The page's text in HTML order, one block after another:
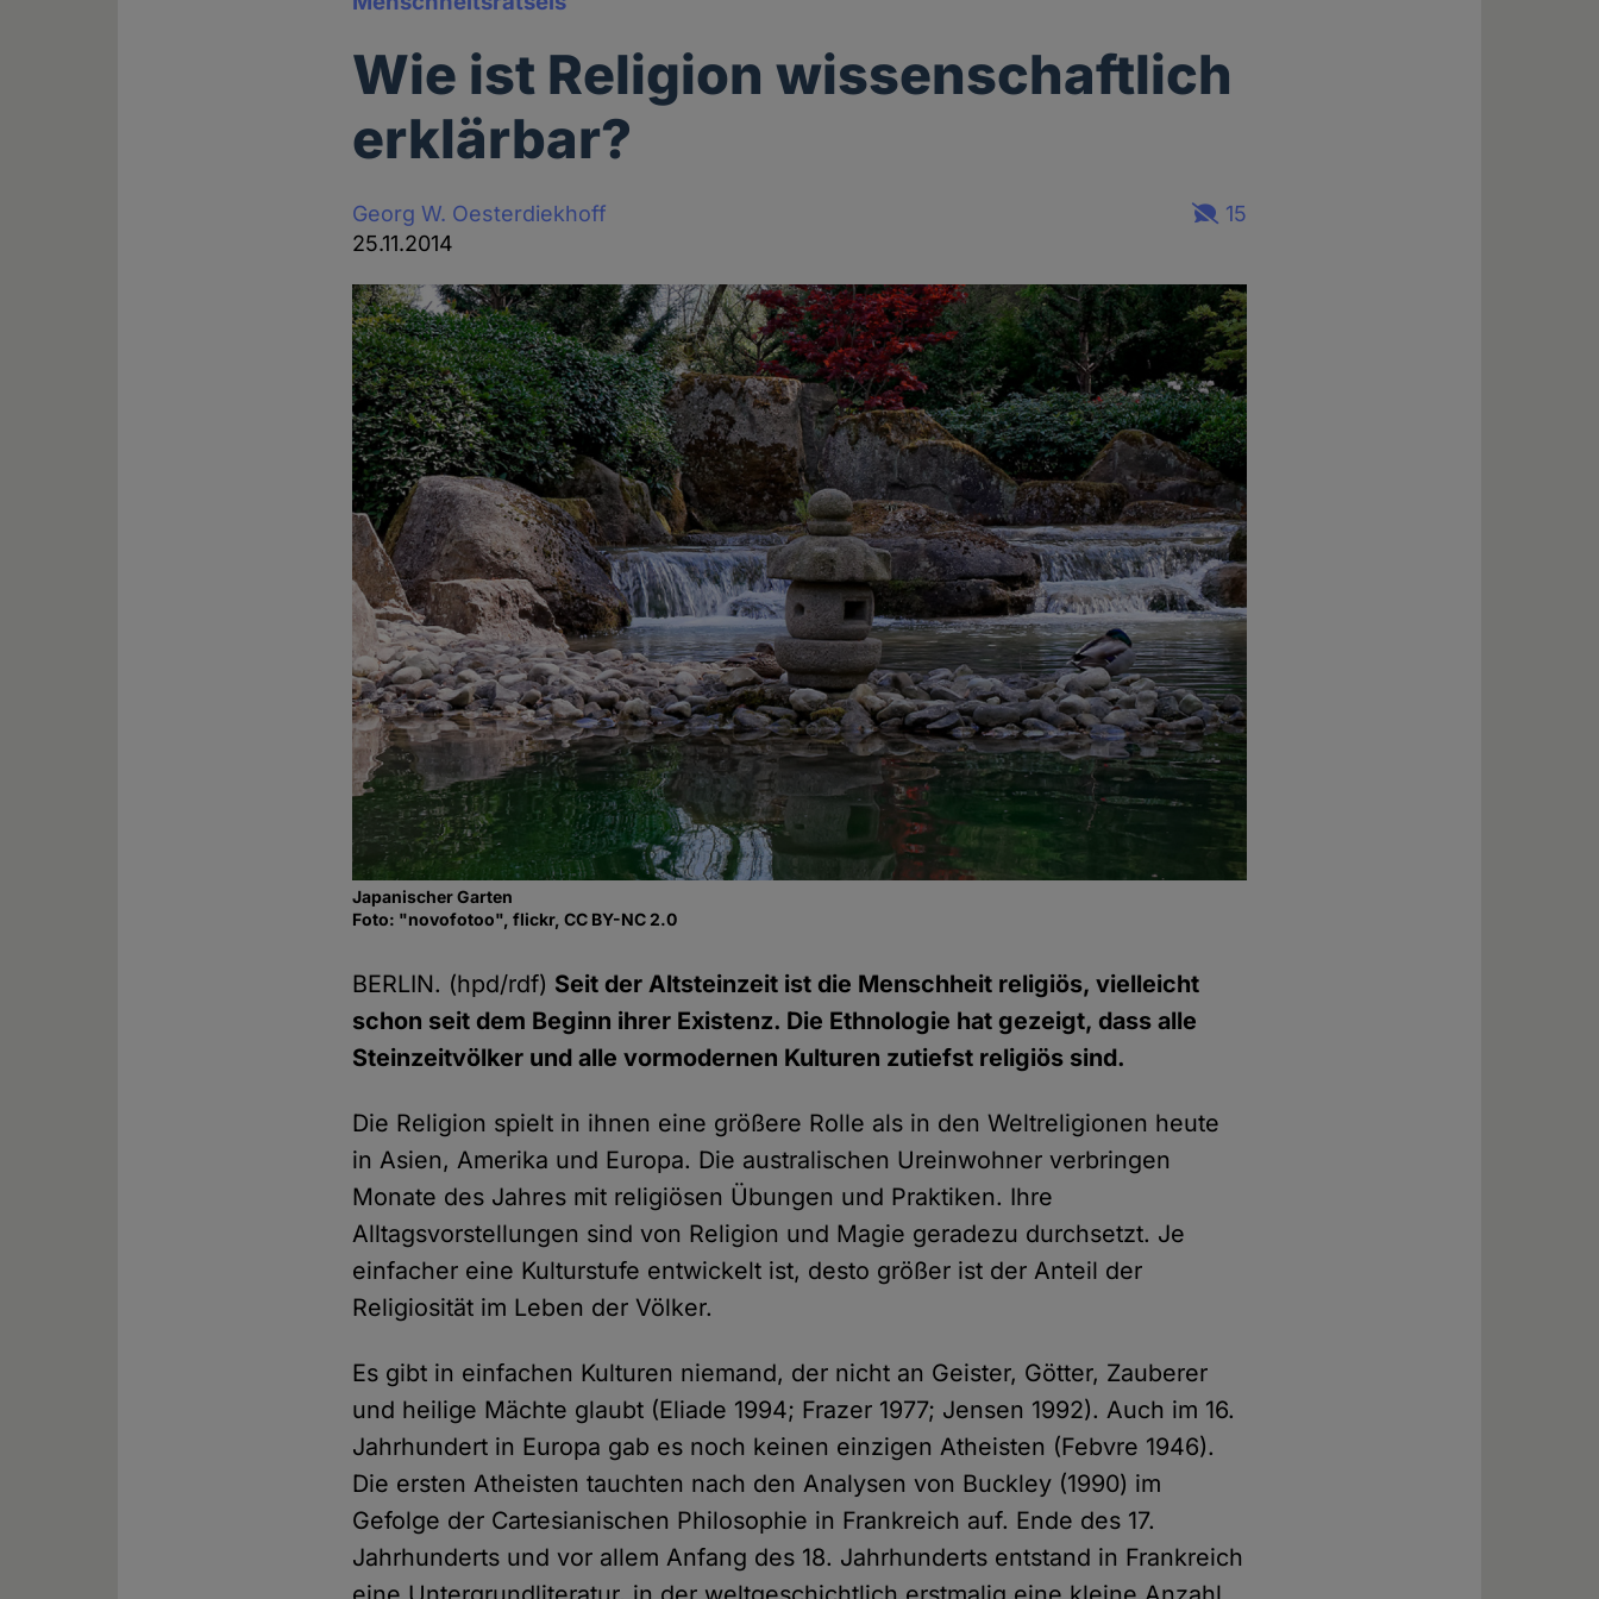
Wie ist Religion wissenschaftlich
erklärbar?
Georg W. Oesterdiekhoff
25.11.2014
15
Japanischer Garten
Foto: "novofotoo", flickr, CC BY-NC 2.0
BERLIN. (hpd/rdf) Seit der Altsteinzeit ist die Menschheit religiös, vielleicht
schon seit dem Beginn ihrer Existenz. Die Ethnologie hat gezeigt, dass alle
Steinzeitvölker und alle vormodernen Kulturen zutiefst religiös sind.
Die Religion spielt in ihnen eine größere Rolle als in den Weltreligionen heute
in Asien, Amerika und Europa. Die australischen Ureinwohner verbringen
Monate des Jahres mit religiösen Übungen und Praktiken. Ihre
Alltagsvorstellungen sind von Religion und Magie geradezu durchsetzt. Je
einfacher eine Kulturstufe entwickelt ist, desto größer ist der Anteil der
Religiosität im Leben der Völker.
Es gibt in einfachen Kulturen niemand, der nicht an Geister, Götter, Zauberer
und heilige Mächte glaubt (Eliade 1994; Frazer 1977; Jensen 1992). Auch im 16.
Jahrhundert in Europa gab es noch keinen einzigen Atheisten (Febvre 1946).
Die ersten Atheisten tauchten nach den Analysen von Buckley (1990) im
Gefolge der Cartesianischen Philosophie in Frankreich auf. Ende des 17.
Jahrhunderts und vor allem Anfang des 18. Jahrhunderts entstand in Frankreich